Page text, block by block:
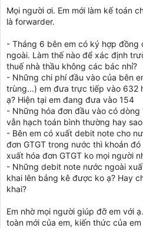
Mọi người ơi. Em mới làm kế toán
là forwarder.
- Tháng 6 bên em có ký hợp đồng
ngoài. Làm thế nào để xác định
thuế nhà thầu không các bác nhỉ?
- Những chi phí đầu vào của bên
trùng...) em đưa trực tiếp vào 632
ạ? Hiện tại em đang đưa vào 154
- Những hóa đơn đầu vào có
vẫn hạch toán bình thường hay
- Bên em có xuất debit note cho
đơn GTGT trong nước thì khoản
xuất hóa đơn GTGT ko mọi người
- Những debit note nước ngoài
khai lên bảng kê được ko ạ? Hay
khai?
Em nhờ mọi người giúp đỡ em với
toàn mới của em, kiến thức của